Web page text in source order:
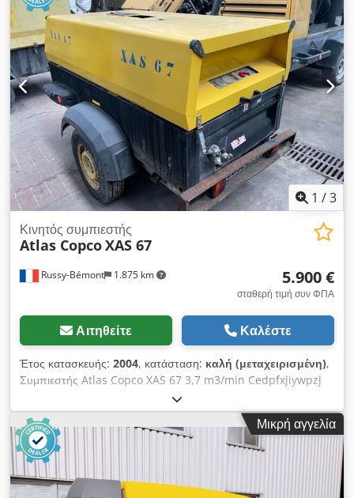
1 /3
Russy-Bémont 1.875 km
Κινητός συμπιεστής
Atlas CopcoXAS 67
5.900 €
σταθερή τιμή συν ΦΠΑ
Αιτηθείτε Καλέστε
Έτος κατασκευής: 2004, κατάσταση: καλή (μεταχειρισμένη),
Συμπιεστής Atlas Copco XAS 67 3,7 m3/min Cedpfxjiywpzj
Ah Tsha Αριθμός ωρών: 2.371 ώρες Κινητήρας Deutz Τύπος:
ντίζελ
Μικρή αγγελία